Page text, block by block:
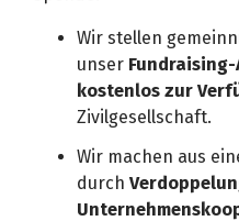
Wir stellen
unser
kostenlos zur
Zivilgesellschaft.
Wir machen aus
durch